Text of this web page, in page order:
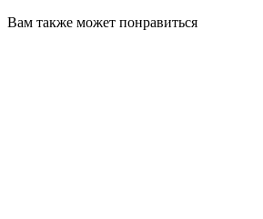
Вам также может понравиться